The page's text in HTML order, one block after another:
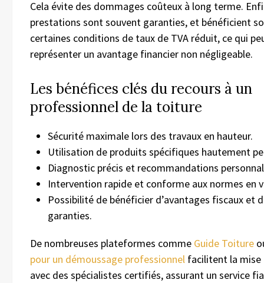
Cela évite des dommages coûteux à long terme.
prestations sont souvent garanties, et bénéficient
certaines conditions de taux de TVA réduit, ce qui
représenter un avantage financier non négligeable.
Les bénéfices clés du recours à un
professionnel de la toiture
Sécurité maximale lors des travaux en hauteur.
Utilisation de produits spécifiques hautement
Diagnostic précis et recommandations
Intervention rapide et conforme aux normes en
Possibilité de bénéficier d’avantages fiscaux et
garanties.
De nombreuses plateformes comme Guide Toiture
pour un démoussage professionnel facilitent la mise
avec des spécialistes certifiés, assurant un service